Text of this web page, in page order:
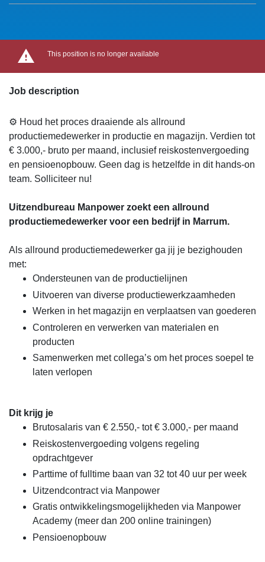
This position is no longer available
Job description
⚙️ Houd het proces draaiende als allround
productiemedewerker in productie en magazijn. Verdien tot
€ 3.000,- bruto per maand, inclusief reiskostenvergoeding
en pensioenopbouw. Geen dag is hetzelfde in dit hands-on
team. Solliciteer nu!
Uitzendbureau Manpower zoekt een allround
productiemedewerker voor een bedrijf in Marrum.
Als allround productiemedewerker ga jij je bezighouden
met:
Ondersteunen van de productielijnen
Uitvoeren van diverse productiewerkzaamheden
Werken in het magazijn en verplaatsen van goederen
Controleren en verwerken van materialen en
producten
Samenwerken met collega’s om het proces soepel te
laten verlopen
Dit krijg je
Brutosalaris van € 2.550,- tot € 3.000,- per maand
Reiskostenvergoeding volgens regeling
opdrachtgever
Parttime of fulltime baan van 32 tot 40 uur per week
Uitzendcontract via Manpower
Gratis ontwikkelingsmogelijkheden via Manpower
Academy (meer dan 200 online trainingen)
Pensioenopbouw